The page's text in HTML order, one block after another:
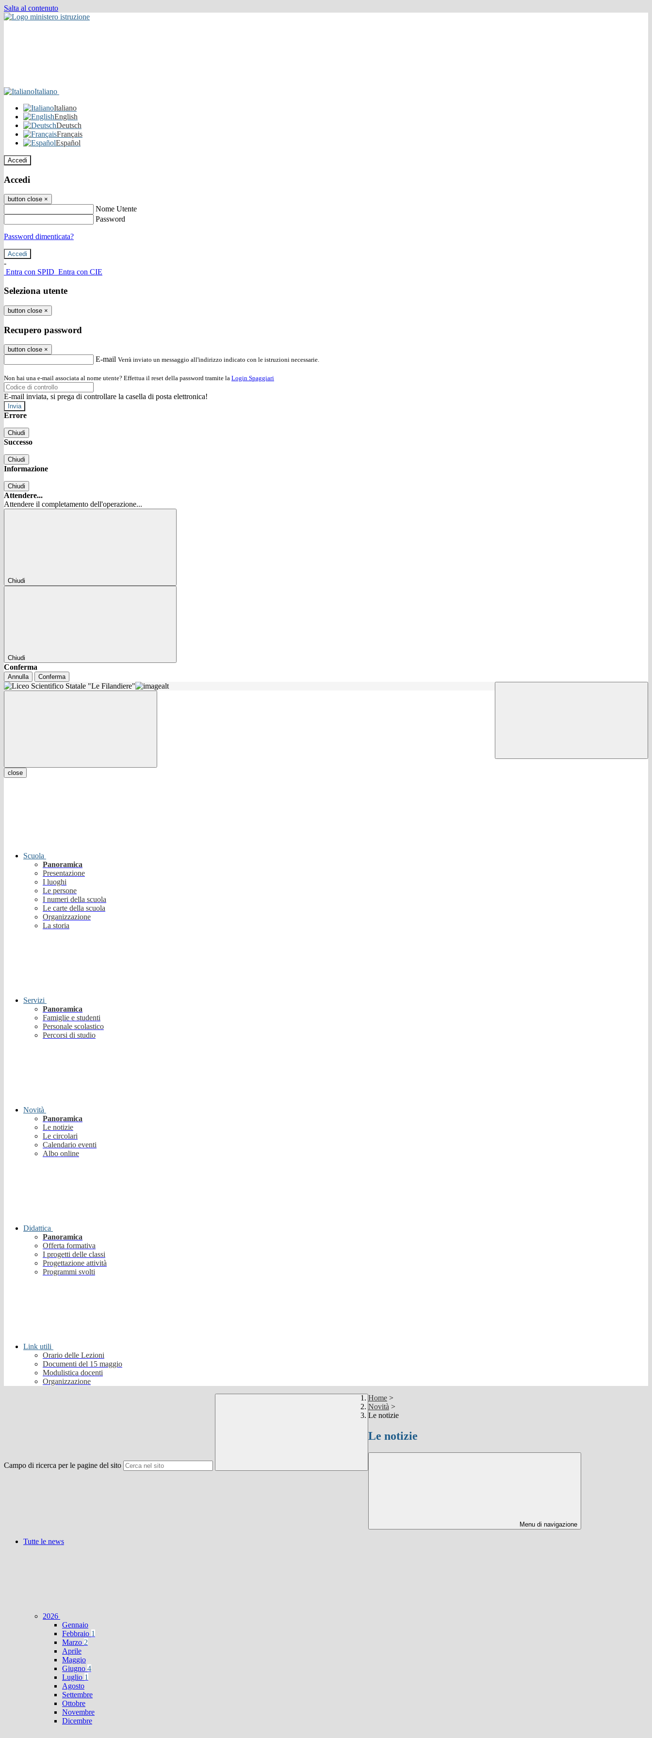
Salta al contenuto
Italiano
Italiano
English
Deutsch
Français
Español
Accedi
Accedi
button close ×
Nome Utente
Password
Password dimenticata?
-
Entra con SPID Entra con CIE
Seleziona utente
button close ×
Recupero password
button close ×
E-mail Verrà inviato un messaggio all'indirizzo indicato con le istruzioni necessarie.
Non hai una e-mail associata al nome utente? Effettua il reset della password tramite la Login Spaggiari
E-mail inviata, si prega di controllare la casella di posta elettronica!
Errore
Chiudi
Successo
Chiudi
Informazione
Chiudi
Attendere...
Attendere il completamento dell'operazione...
Chiudi
Chiudi
Conferma
Annulla Conferma
close
Scuola
Panoramica
Presentazione
I luoghi
Le persone
I numeri della scuola
Le carte della scuola
Organizzazione
La storia
Servizi
Panoramica
Famiglie e studenti
Personale scolastico
Percorsi di studio
Novità
Panoramica
Le notizie
Le circolari
Calendario eventi
Albo online
Didattica
Panoramica
Offerta formativa
I progetti delle classi
Progettazione attività
Programmi svolti
Link utili
Orario delle Lezioni
Documenti del 15 maggio
Modulistica docenti
Organizzazione
Campo di ricerca per le pagine del sito
Home >
Novità >
Le notizie
Le notizie
Menu di navigazione
Tutte le news
2026
Gennaio
Febbraio 1
Marzo 2
Aprile
Maggio
Giugno 4
Luglio 1
Agosto
Settembre
Ottobre
Novembre
Dicembre